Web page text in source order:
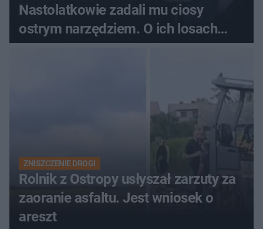
Nastolatkowie zadali mu ciosy
ostrym narzędziem. O ich losach
zdecyduje sąd rodzinny
ZNISZCZENIE DROGI
Rolnik z Ostropy usłyszał zarzuty za
zaoranie asfaltu. Jest wniosek o
areszt